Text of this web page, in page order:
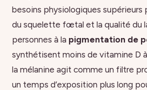
besoins physiologiques
du squelette fœtal et la qualité du
personnes à la pigmentation de
synthétisent moins de vitamine D
la mélanine agit comme un filtre
un temps d’exposition plus long